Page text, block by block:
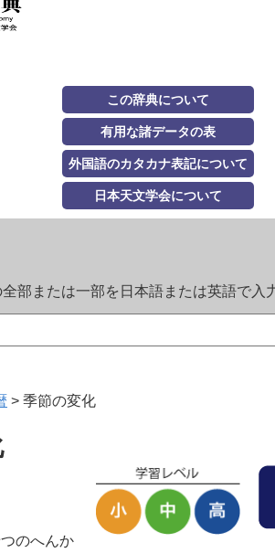
この辞典について
有用な諸データの表
外国語のカタカナ表記について
日本天文学会について
部または一部を日本語または英語で入
> 季節の変化
のへんか